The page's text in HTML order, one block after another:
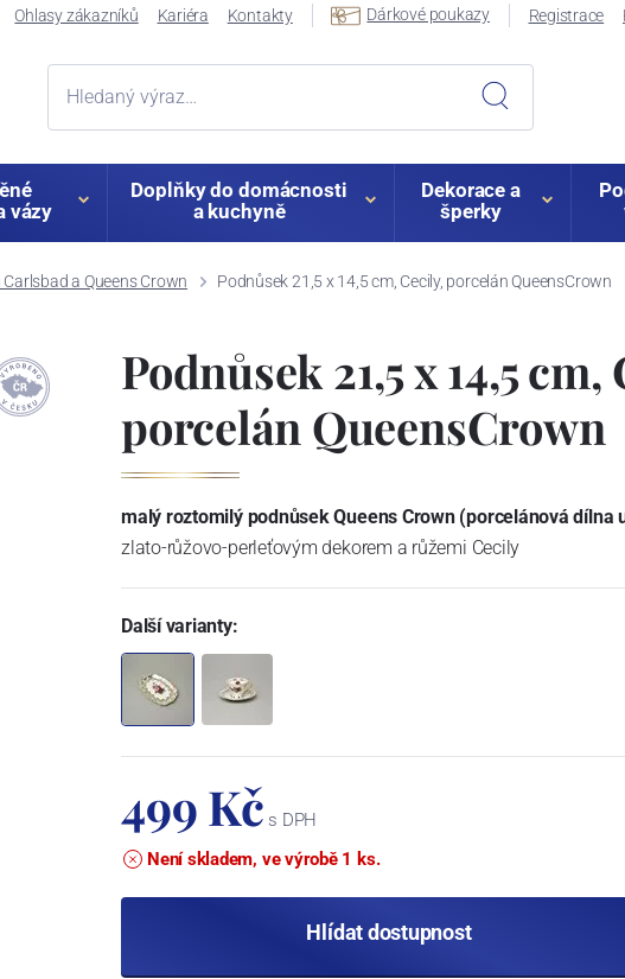
Ohlasy zákazníků Kariéra Kontakty Dárkové poukazy Registrace
vázy
Doplňky do domácnosti
a kuchyně
Dekorace a
šperky
Carlsbad a Queens Crown Podnůsek 21,5 x 14,5 cm, Cecily, porcelán QueensCrown
Podnůsek 21,5 x 14,5 cm,
porcelán QueensCrown
malý roztomilý podnůsek Queens Crown (porcelánová dílna
zlato-růžovo-perleťovým dekorem a růžemi Cecily
Další varianty:
499 Kč s DPH
Není skladem, ve výrobě 1 ks.
Hlídat dostupnost